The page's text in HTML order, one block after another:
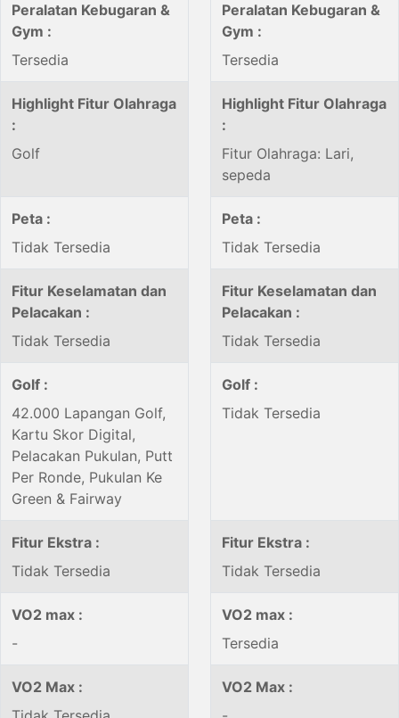
Peralatan Kebugaran &
Gym :
Tersedia
Peralatan Kebugaran &
Gym :
Tersedia
Highlight Fitur Olahraga
:
Golf
Highlight Fitur Olahraga
:
Fitur Olahraga: Lari,
sepeda
Peta :
Tidak Tersedia
Peta :
Tidak Tersedia
Fitur Keselamatan dan
Pelacakan :
Tidak Tersedia
Fitur Keselamatan dan
Pelacakan :
Tidak Tersedia
Golf :
42.000 Lapangan Golf,
Kartu Skor Digital,
Pelacakan Pukulan, Putt
Per Ronde, Pukulan Ke
Green & Fairway
Golf :
Tidak Tersedia
Fitur Ekstra :
Tidak Tersedia
Fitur Ekstra :
Tidak Tersedia
VO2 max :
-
VO2 max :
Tersedia
VO2 Max :
VO2 Max :